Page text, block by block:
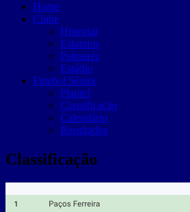
Home
Clube
Historial
Estatutos
Palmarés
Estádio
Futebol Sénior
Plantel
Classificação
Calendário
Resultados
Classificação